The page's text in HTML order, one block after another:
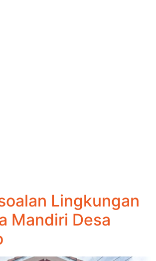
Lingkungan
Mandiri Desa